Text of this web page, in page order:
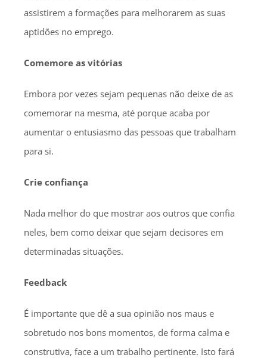
assistirem a formações para melhorarem as suas
aptidões no emprego.
Comemore as vitórias
Embora por vezes sejam pequenas não deixe de as
comemorar na mesma, até porque acaba por
aumentar o entusiasmo das pessoas que trabalham
para si.
Crie confiança
Nada melhor do que mostrar aos outros que confia
neles, bem como deixar que sejam decisores em
determinadas situações.
Feedback
É importante que dê a sua opinião nos maus e
sobretudo nos bons momentos, de forma calma e
construtiva, face a um trabalho pertinente. Isto fará